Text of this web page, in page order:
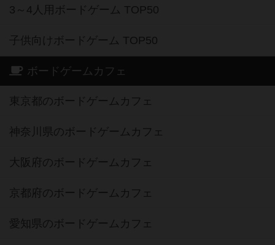
3～4人用ボードゲーム TOP50
子供向けボードゲーム TOP50
ボードゲームカフェ
東京都のボードゲームカフェ
神奈川県のボードゲームカフェ
大阪府のボードゲームカフェ
京都府のボードゲームカフェ
愛知県のボードゲームカフェ